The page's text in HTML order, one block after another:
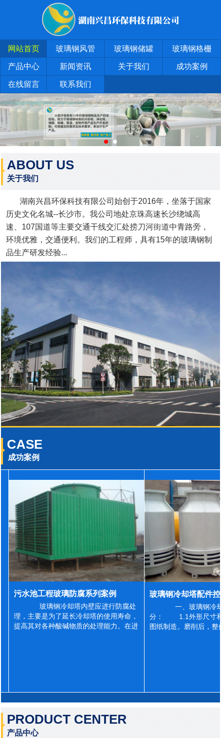
网站首页 玻璃钢风管 玻璃钢储罐 玻璃钢格栅
产品中心 新闻资讯 关于我们 成功案例
在线留言 联系我们
ABOUT US
关于我们
湖南兴昌环保科技有限公司始创于2016年，坐落于国家
历史文化名城--长沙市。我公司地处京珠高速长沙绕城高
速、107国道等主要交通干线交汇处捞刀河街道中青路旁，
环境优雅，交通便利。我们的工程师，具有15年的玻璃钢制
品生产研发经验...
CASE
成功案例
污水池工程玻璃防腐系列案例
玻璃钢冷却塔内壁应进行防腐处
理，主要是为了延长冷却塔的使用寿命，
提高其对各种酸碱物质的处理能力。在进
一、玻璃钢冷
分： 1.1外形尺寸和
图纸制造。磨削后，
PRODUCT CENTER
产品中心